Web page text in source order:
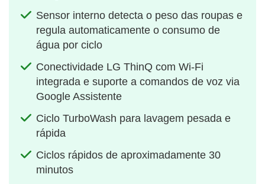
Sensor interno detecta o peso das roupas e
regula automaticamente o consumo de
água por ciclo
Conectividade LG ThinQ com Wi-Fi
integrada e suporte a comandos de voz via
Google Assistente
Ciclo TurboWash para lavagem pesada e
rápida
Ciclos rápidos de aproximadamente 30
minutos